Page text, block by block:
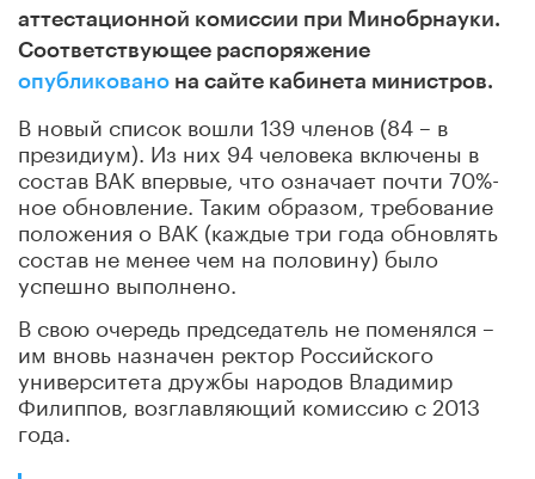
аттестационной комиссии при Минобрнауки.
Соответствующее распоряжение
опубликовано на сайте кабинета министров.
В новый список вошли 139 членов (84 – в
президиум). Из них 94 человека включены в
состав ВАК впервые, что означает почти 70%-
ное обновление. Таким образом, требование
положения о ВАК (каждые три года обновлять
состав не менее чем на половину) было
успешно выполнено.
В свою очередь председатель не поменялся –
им вновь назначен ректор Российского
университета дружбы народов Владимир
Филиппов, возглавляющий комиссию с 2013
года.